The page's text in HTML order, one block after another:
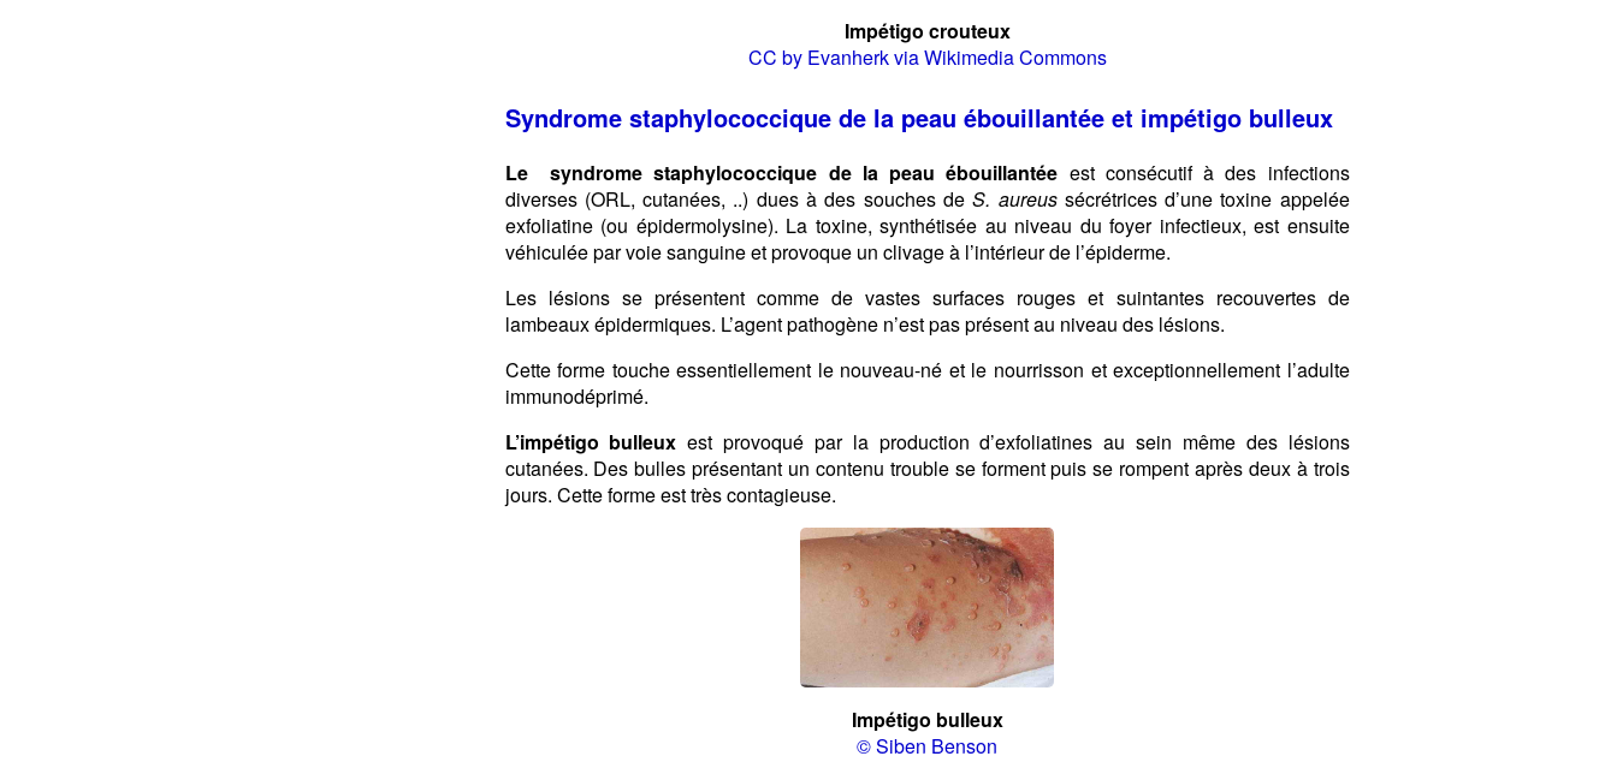
Impétigo crouteux
CC by Evanherk via Wikimedia Commons
Syndrome staphylococcique de la peau ébouillantée et impétigo bulleux
Le syndrome staphylococcique de la peau ébouillantée est consécutif à des infections
diverses (ORL, cutanées, ..) dues à des souches deS. aureussécrétrices d’une toxine appelée
exfoliatine (ou épidermolysine). La toxine, synthétisée au niveau du foyer infectieux, est ensuite
véhiculée par voie sanguine et provoque un clivage à l’intérieur de l’épiderme.
Les lésions se présentent comme de vastes surfaces rouges et suintantes recouvertes de
lambeaux épidermiques. L’agent pathogène n’est pas présent au niveau des lésions.
Cette forme touche essentiellement le nouveau-né et le nourrisson et exceptionnellement l’adulte
immunodéprimé.
L’impétigo bulleux est provoqué par la production d’exfoliatines au sein même des lésions
cutanées. Des bulles présentant un contenu trouble se forment puis se rompent après deux à trois
jours. Cette forme est très contagieuse.
Impétigo bulleux
© Siben Benson